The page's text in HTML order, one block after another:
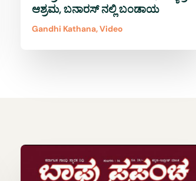
ಆಶ್ರಮ, ಬನಾರಸ್ ನಲ್ಲಿ ಬಂಡಾಯ
Gandhi Kathana,Video